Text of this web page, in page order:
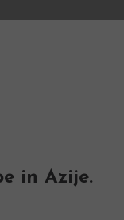
in Azije.